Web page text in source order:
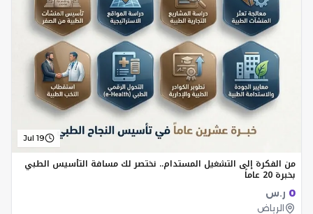
Jul 19
من الفكرة إلى التشغيل المستدام.. نختصر لك مسافة التأسيس الطبي
بخبرة 20 عاماً
0 ر.س
الرياض